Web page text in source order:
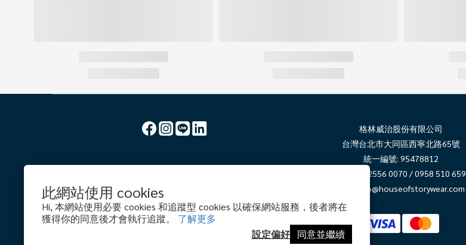
此網站使用 cookies
Hi, 本網站使用必要 cookies 和追蹤型 cookies 以確保網站服務，後者將在
獲得你的同意後才會執行追蹤。 了解更多
設定偏好
同意並繼續
格林威治股份有限公司
台灣台北市大同區西寧北路65號
統一編號: 95478812
電話: 02 2556 0070 / 0958 510 659
info@houseofstorywear.com